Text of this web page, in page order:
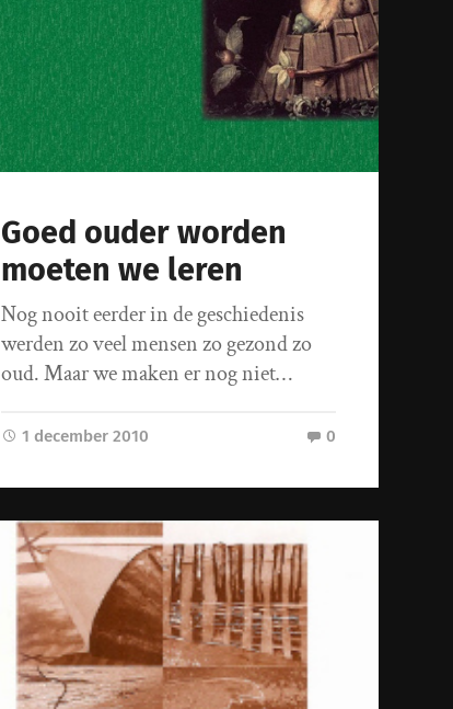
Goed ouder worden
moeten we leren
Nog nooit eerder in de geschiedenis
werden zo veel mensen zo gezond zo
oud. Maar we maken er nog niet…
1 december 2010 0